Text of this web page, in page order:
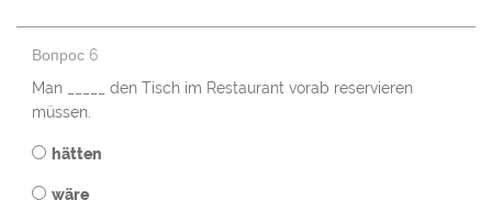
Вопрос 6
Man _____ den Tisch im Restaurant vorab reservieren
müssen.
hätten
wäre